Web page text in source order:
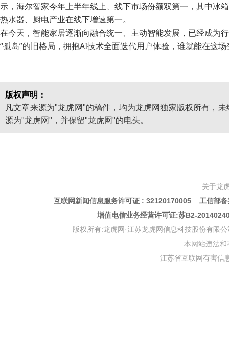
示，海尔智家今年上半年线上、线下市场份额双第一，其中冰
热水器、厨电产业在线下增速第一。
在今天，智能家居逐渐向融合统一、主动智能发展，已经成为
“孤岛”的旧格局，拥抱AI技术全面迭代用户体验，谁就能在这
版权声明：
凡文章来源为"龙虎网"的稿件，均为龙虎网独家版权所有，
源为"龙虎网"，并保留"龙虎网"的电头。
关于龙
互联网新闻信息服务许可证 : 32120170005 工信部
增值电信业务经营许可证:苏B2-
版权所有:龙虎网·江苏龙虎网信息科技股份有限
本网站违法
江苏省互联网有害